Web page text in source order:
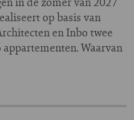
op basis van
en Inbo twee
Waarvan